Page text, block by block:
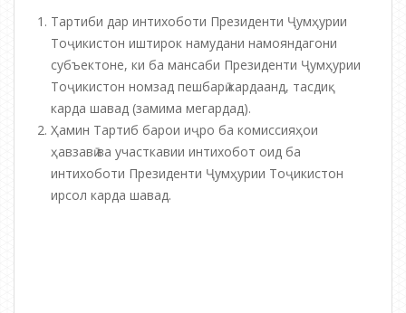
Тартиби дар интихоботи Президенти Ҷумҳурии
Тоҷикистон иштирок намудани намояндагони
субъектоне, ки ба мансаби Президенти Ҷумҳурии
Тоҷикистон номзад пешбарӣ кардаанд, тасдиқ
карда шавад (замима мегардад).
Ҳамин Тартиб барои иҷро ба комиссияҳои
ҳавзавӣ ва участкавии интихобот оид ба
интихоботи Президенти Ҷумҳурии Тоҷикистон
ирсол карда шавад.